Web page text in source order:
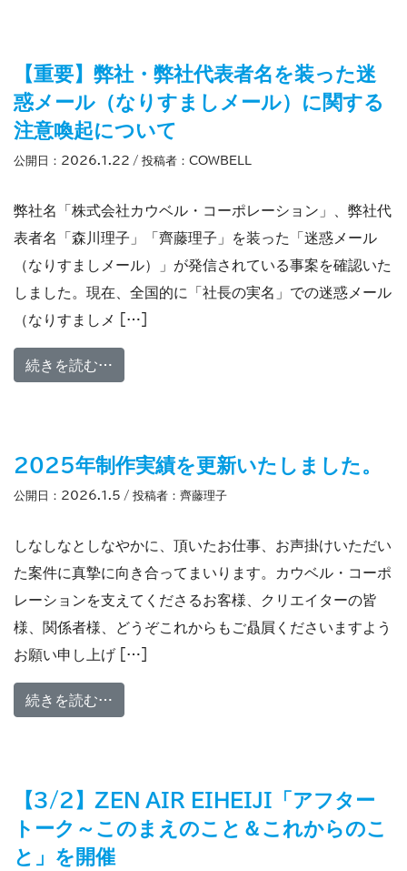
【重要】弊社・弊社代表者名を装った迷
惑メール（なりすましメール）に関する
注意喚起について
公開日： 2026.1.22 / 投稿者： COWBELL
弊社名「株式会社カウベル・コーポレーション」、弊社代
表者名「森川理子」「齊藤理子」を装った「迷惑メール
（なりすましメール）」が発信されている事案を確認いた
しました。現在、全国的に「社長の実名」での迷惑メール
（なりすましメ […]
続きを読む…
2025年制作実績を更新いたしました。
公開日： 2026.1.5 / 投稿者： 齊藤理子
しなしなとしなやかに、頂いたお仕事、お声掛けいただい
た案件に真摯に向き合ってまいります。カウベル・コーポ
レーションを支えてくださるお客様、クリエイターの皆
様、関係者様、どうぞこれからもご贔屓くださいますよう
お願い申し上げ […]
続きを読む…
【3/2】ZEN AIR EIHEIJI「アフター
トーク～このまえのこと＆これからのこ
と」を開催